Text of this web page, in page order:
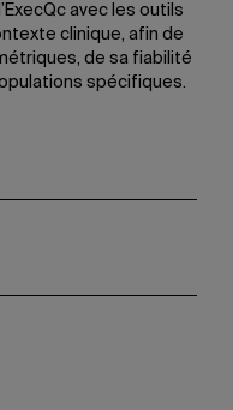
avec les outils
clinique, afin de
de sa fiabilité
spécifiques.